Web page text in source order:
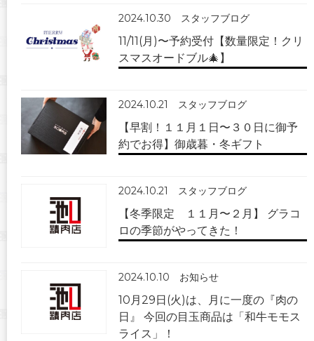
2024.10.30 スタッフブログ
11/11(月)〜予約受付【数量限定！クリ
スマスオードブル🎄】
2024.10.21 スタッフブログ
【早割！１１月１日〜３０日に御予
約でお得】御歳暮・冬ギフト
2024.10.21 スタッフブログ
【冬季限定 １１月〜２月】 グラコ
ロの季節がやってきた！
2024.10.10 お知らせ
10月29日(火)は、月に一度の『肉の
日』 今回の目玉商品は「和牛モモス
ライス」！